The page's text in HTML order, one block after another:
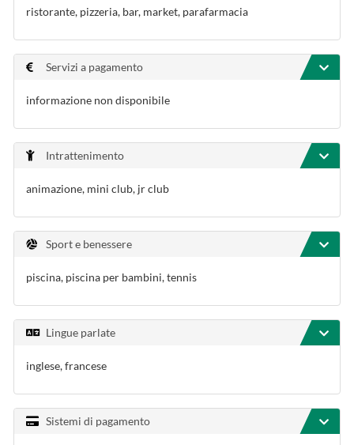
ristorante, pizzeria, bar, market, parafarmacia
Servizi a pagamento
informazione non disponibile
Intrattenimento
animazione, mini club, jr club
Sport e benessere
piscina, piscina per bambini, tennis
Lingue parlate
inglese, francese
Sistemi di pagamento